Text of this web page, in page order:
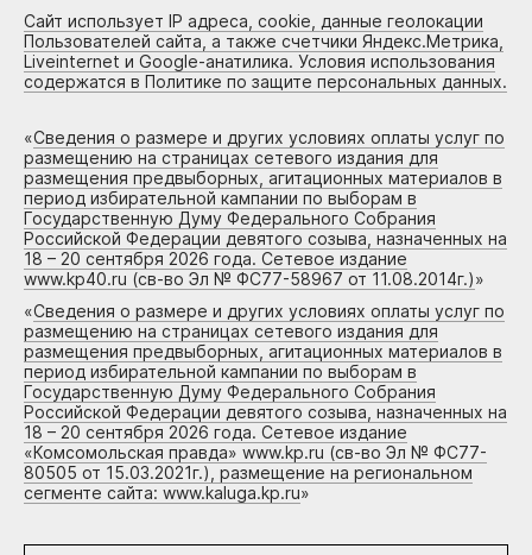
Сайт использует IP адреса, cookie, данные геолокации
Пользователей сайта, а также счетчики Яндекс.Метрика,
Liveinternet и Google-анатилика. Условия использования
содержатся в Политике по защите персональных данных.
«Сведения о размере и других условиях оплаты услуг по
размещению на страницах сетевого издания для
размещения предвыборных, агитационных материалов в
период избирательной кампании по выборам в
Государственную Думу Федерального Собрания
Российской Федерации девятого созыва, назначенных на
18 – 20 сентября 2026 года. Сетевое издание
www.kp40.ru (св-во Эл № ФС77-58967 от 11.08.2014г.)»
«Сведения о размере и других условиях оплаты услуг по
размещению на страницах сетевого издания для
размещения предвыборных, агитационных материалов в
период избирательной кампании по выборам в
Государственную Думу Федерального Собрания
Российской Федерации девятого созыва, назначенных на
18 – 20 сентября 2026 года. Сетевое издание
«Комсомольская правда» www.kp.ru (св-во Эл № ФС77-
80505 от 15.03.2021г.), размещение на региональном
сегменте сайта: www.kaluga.kp.ru»